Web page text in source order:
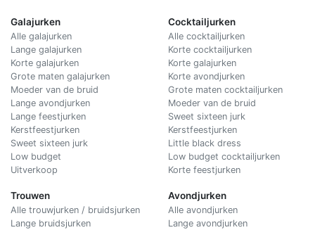
Galajurken
Alle galajurken
Lange galajurken
Korte galajurken
Grote maten galajurken
Moeder van de bruid
Lange avondjurken
Lange feestjurken
Kerstfeestjurken
Sweet sixteen jurk
Low budget
Uitverkoop
Trouwen
Alle trouwjurken / bruidsjurken
Lange bruidsjurken
Cocktailjurken
Alle cocktailjurken
Korte cocktailjurken
Korte galajurken
Korte avondjurken
Grote maten cocktailjurken
Moeder van de bruid
Sweet sixteen jurk
Kerstfeestjurken
Little black dress
Low budget cocktailjurken
Korte feestjurken
Avondjurken
Alle avondjurken
Lange avondjurken